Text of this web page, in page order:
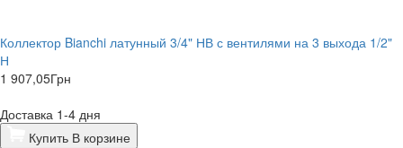
Коллектор Bianchi латунный 3/4" НВ с вентилями на 3 выхода 1/2"
Н
1 907,05Грн
Доставка 1-4 дня
Купить В корзине